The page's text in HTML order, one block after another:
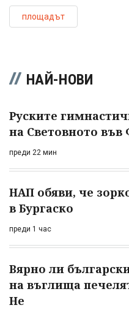
площадът
НАЙ-НОВИ
Руските
на Световното
преди 22 мин
НАП обяви, че
в Бургаско
преди 1 час
Вярно ли
на въглища
Не